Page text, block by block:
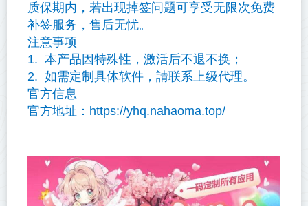
质保期内，若出现掉签问题可享受无限次免费
补签服务，售后无忧。
注意事项
1. 本产品因特殊性，激活后不退不换；
2. 如需定制具体软件，請联系上级代理。
官方信息
官方地址：https://yhq.nahaoma.top/